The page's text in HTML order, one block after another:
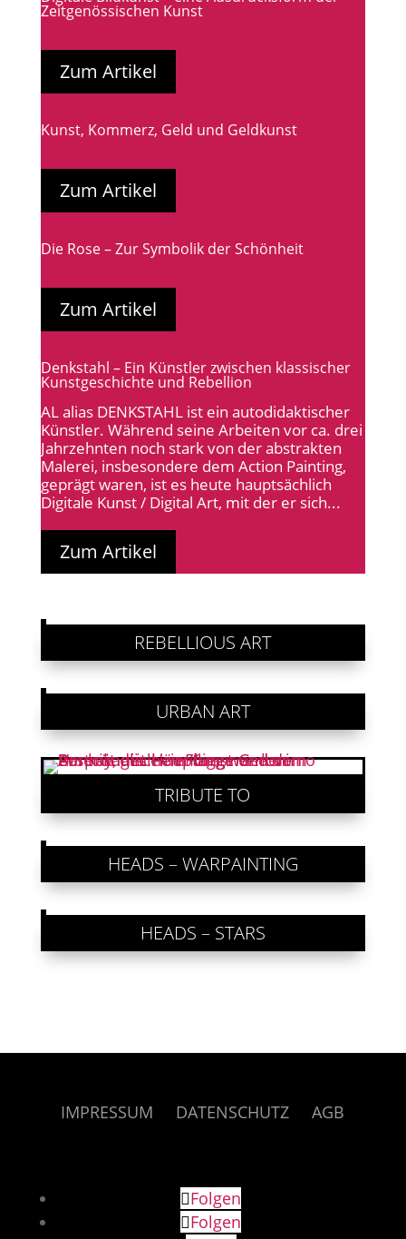
Zeitgenössischen Kunst
Zum Artikel
Kunst, Kommerz, Geld und Geldkunst
Zum Artikel
Die Rose – Zur Symbolik der Schönheit
Zum Artikel
Denkstahl – Ein Künstler zwischen klassischer
Kunstgeschichte und Rebellion
AL alias DENKSTAHL ist ein autodidaktischer
Künstler. Während seine Arbeiten vor ca. drei
Jahrzehnten noch stark von der abstrakten
Malerei, insbesondere dem Action Painting,
geprägt waren, ist es heute hauptsächlich
Digitale Kunst / Digital Art, mit der er sich...
Zum Artikel
REBELLIOUS ART
URBAN ART
TRIBUTE TO
HEADS – WARPAINTING
HEADS – STARS
IMPRESSUM DATENSCHUTZ AGB
Folgen
Folgen